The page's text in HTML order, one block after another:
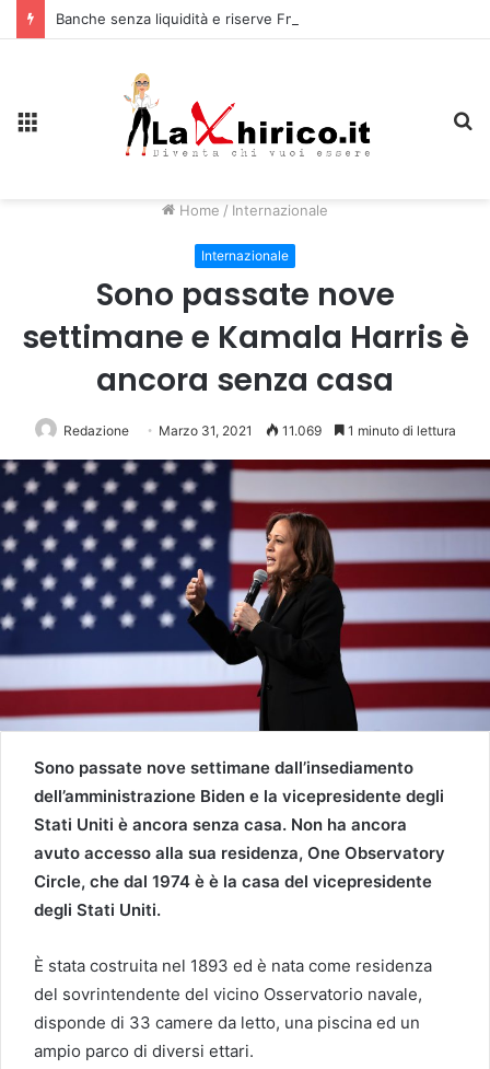
Home / Internazionale
Internazionale
Sono passate nove
settimane e Kamala Harris è
ancora senza casa
Redazione Marzo 31, 2021 11.069 1 minuto di lettura
Sono passate nove settimane dall’insediamento
dell’amministrazione Biden e la vicepresidente degli
Stati Uniti è ancora senza casa. Non ha ancora
avuto accesso alla sua residenza, One Observatory
Circle, che dal 1974 è è la casa del vicepresidente
degli Stati Uniti.
È stata costruita nel 1893 ed è nata come residenza
del sovrintendente del vicino Osservatorio navale,
disponde di 33 camere da letto, una piscina ed un
ampio parco di diversi ettari.